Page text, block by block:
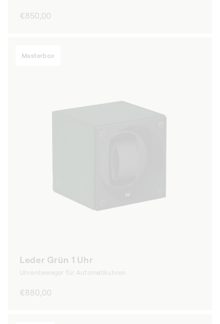
Normaler
€850,00
Masterbox
Leder Grün 1 Uhr
Uhrenbeweger für Automatikuhren
Normaler
€880,00